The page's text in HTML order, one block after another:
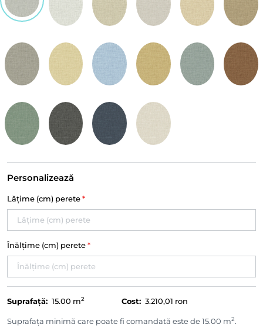
Personalizează
Lățime (cm) perete *
Înălțime (cm) perete *
Suprafață: 15.00 m2 Cost: 3.210,01 ron
Suprafața minimă care poate fi comandată este de 15.00 m2.